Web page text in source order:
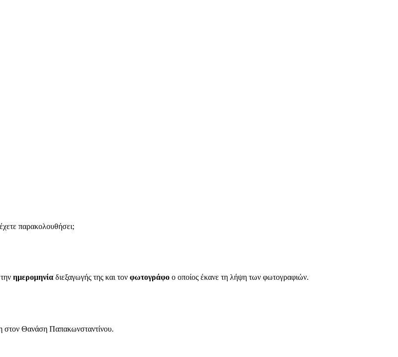
παρακολουθήσει;
ημερομηνία διεξαγωγής της και τον φωτογράφο ο οποίος έκανε τη λήψη των φωτογραφιών.
στον Θανάση Παπακωνσταντίνου.